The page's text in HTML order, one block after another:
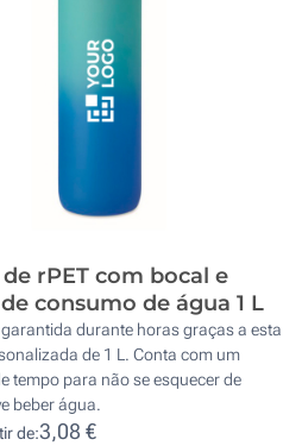
rPET com bocal e
consumo de água 1 L
durante horas graças a esta
de 1 L. Conta com um
tempo para não se esquecer de
beber água.
de:3,08 €